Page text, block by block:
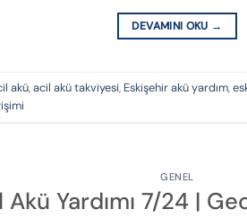
DEVAMINI OKU →
akü,acil akü takviyesi, Eskişehir akü yardım,
GENEL
Yardımı 7/24 |